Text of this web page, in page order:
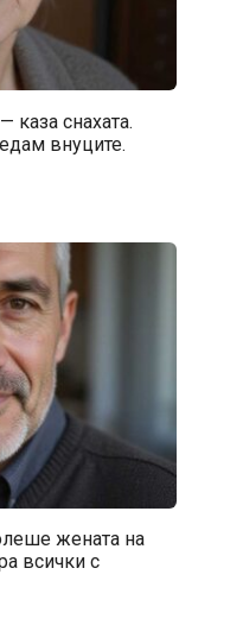
каза снахата.
внуците.
жената на
всички с